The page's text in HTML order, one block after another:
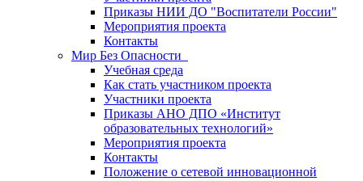
Приказы НИИ ДО "Воспитатели России"
Мероприятия проекта
Контакты
Мир Без Опасности
Учебная среда
Как стать участником проекта
Участники проекта
Приказы АНО ДПО «Институт
образовательных технологий»
Мероприятия проекта
Контакты
Положение о сетевой инновационной